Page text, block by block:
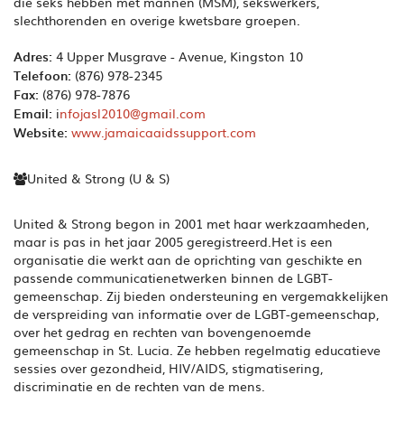
slechthorenden en overige kwetsbare groepen.
Adres: 4 Upper Musgrave - Avenue, Kingston 10
Telefoon: (876) 978-2345
Fax: (876) 978-7876
Email: infojasl2010@gmail.com
Website: www.jamaicaaidssupport.com
United & Strong (U & S)
United & Strong begon in 2001 met haar werkzaamheden,
maar is pas in het jaar 2005 geregistreerd.Het is een
organisatie die werkt aan de oprichting van geschikte en
passende communicatienetwerken binnen de LGBT-
gemeenschap. Zij bieden ondersteuning en vergemakkelijken
de verspreiding van informatie over de LGBT-gemeenschap,
over het gedrag en rechten van bovengenoemde
gemeenschap in St. Lucia. Ze hebben regelmatig educatieve
sessies over gezondheid, HIV/AIDS, stigmatisering,
discriminatie en de rechten van de mens.